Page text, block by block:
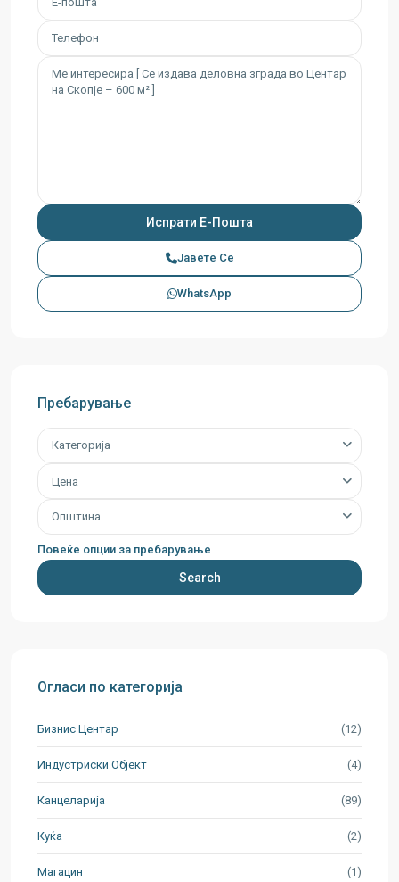
Јавете Се
WhatsApp
Пребарување
Категорија
Цена
Општина
Повеќе опции за пребарување
Search
Огласи по категорија
Бизнис Центар (12)
Индустриски Oбјект (4)
Канцеларија (89)
Куќа (2)
Магацин (1)